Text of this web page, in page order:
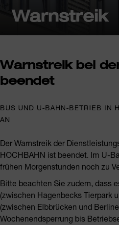
Warnstreik
Warnstreik bei
beendet
BUS UND U-BAHN-BETRIEB IN
AN
Der Warnstreik der
HOCHBAHN ist beendet. Im U-
frühen Morgenstunden noch zu
Bitte beachten Sie zudem, dass
(zwischen Hagenbecks Tierpark
(zwischen Elbbrücken und
Wochenendsperrung bis